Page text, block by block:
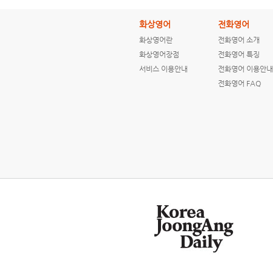
Convicted serial
killer praises ...
How are
hurricanes
named?
[ENGLISH NEWS]
[ENGLISH NEWS]
화상영어
화상영어란
화상영어장점
서비스 이용안내
전화영어
전화영어 소개
전화영어 특징
전화영어 이용안내
전화영어 FAQ